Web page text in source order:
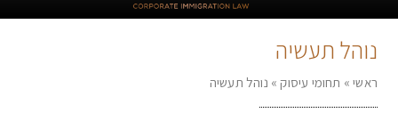
נוהל תעשיה
ראשי» תחומי עיסוק» נוהל תעשיה